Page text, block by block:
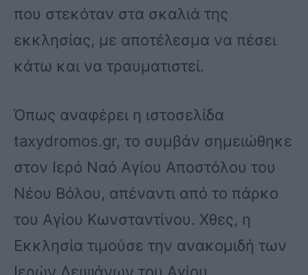
που στεκόταν στα σκαλιά της
εκκλησίας, με αποτέλεσμα να πέσει
κάτω και να τραυματιστεί.
Όπως αναφέρει η ιστοσελίδα
taxydromos.gr, το συμβάν σημειώθηκε
στον Ιερό Ναό Αγίου Αποστόλου του
Νέου Βόλου, απέναντι από το πάρκο
του Αγίου Κωνσταντίνου. Χθες, η
Εκκλησία τιμούσε την ανακομιδή των